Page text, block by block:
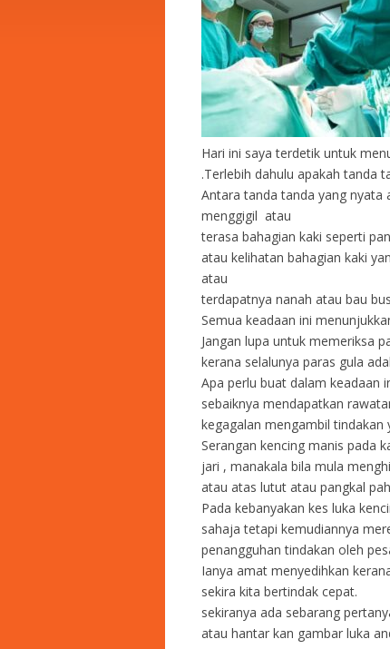
Hari ini saya terdetik untuk
.Terlebih dahulu apakah tanda
Antara tanda tanda yang nyata
menggigil atau
terasa bahagian kaki seperti
atau kelihatan bahagian kaki
atau
terdapatnya nanah atau bau
Semua keadaan ini
Jangan lupa untuk memeriksa
kerana selalunya paras gula
Apa perlu buat dalam keadaan
sebaiknya mendapatkan
kegagalan mengambil tindakan
Serangan kencing manis pada
jari , manakala bila mula
atau atas lutut atau pangkal
Pada kebanyakan kes luka
sahaja tetapi kemudiannya
penangguhan tindakan oleh
Ianya amat menyedihkan
sekira kita bertindak cepat.
sekiranya ada sebarang
atau hantar kan gambar luka